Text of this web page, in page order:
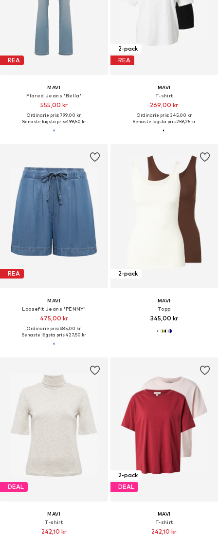
REA
MAVI
Flared Jeans 'Bella'
555,00 kr
Ordinarie pris: 799,00 kr
Senaste lägsta pris:499,50 kr
2-pack
REA
MAVI
T-shirt
269,00 kr
Ordinarie pris: 345,00 kr
Senaste lägsta pris:259,25 kr
REA
MAVI
Loosefit Jeans 'PENNY'
475,00 kr
Ordinarie pris: 685,00 kr
Senaste lägsta pris:427,50 kr
2-pack
MAVI
Topp
345,00 kr
DEAL
MAVI
T-shirt
242,10 kr
2-pack
DEAL
MAVI
T-shirt
242,10 kr